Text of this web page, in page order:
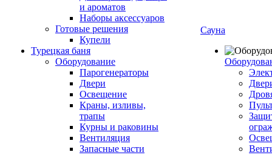
и ароматов
Наборы аксессуаров
Готовые решения
Купели
Турецкая баня
Оборудование
Парогенераторы
Двери
Освещение
Краны, изливы,
трапы
Курны и раковины
Вентиляция
Запасные части
Сауна